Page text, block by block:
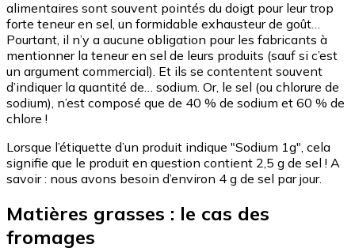
alimentaires sont souvent pointés du doigt pour leur trop
forte teneur en sel, un formidable exhausteur de goût…
Pourtant, il n’y a aucune obligation pour les fabricants à
mentionner la teneur en sel de leurs produits (sauf si c’est
un argument commercial). Et ils se contentent souvent
d’indiquer la quantité de… sodium. Or, le sel (ou chlorure de
sodium), n’est composé que de 40 % de sodium et 60 % de
chlore !
Lorsque l’étiquette d’un produit indique "Sodium 1g", cela
signifie que le produit en question contient 2,5 g de sel ! A
savoir : nous avons besoin d’environ 4 g de sel par jour.
Matières grasses : le cas des
fromages